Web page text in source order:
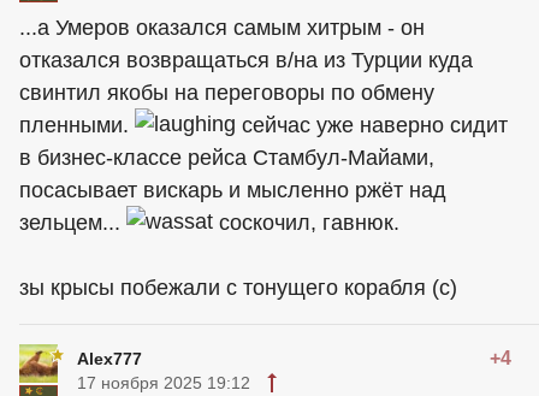
...а Умеров оказался самым хитрым - он
отказался возвращаться в/на из Турции куда
свинтил якобы на переговоры по обмену
пленными.
сейчас уже наверно сидит
в бизнес-классе рейса Стамбул-Майами,
посасывает вискарь и мысленно ржёт над
зельцем...
соскочил, гавнюк.
зы крысы побежали с тонущего корабля (с)
Alex777 +4
17 ноября 2025 19:12